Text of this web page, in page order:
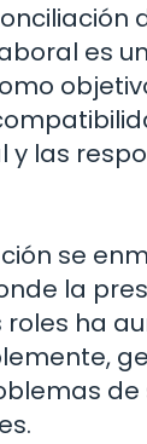
es
y las
se
la
roles ha
de